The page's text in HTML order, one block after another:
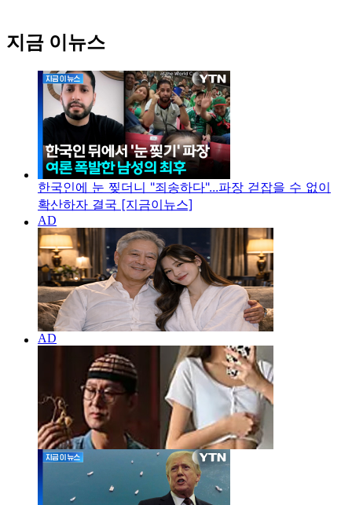
지금 이뉴스
한국인에 눈 찢더니 "죄송하다"...파장 걷잡을 수 없이
확산하자 결국 [지금이뉴스]